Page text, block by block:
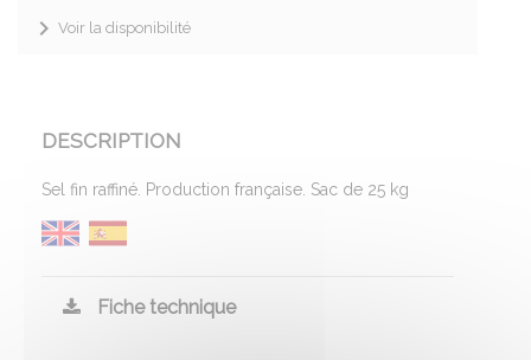
Voir la disponibilité
DESCRIPTION
Sel fin raffiné. Production française. Sac de 25 kg
Fiche technique